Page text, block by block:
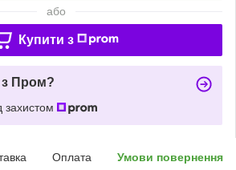
або
Купити з
з Пром?
захистом
Оплата Умови повернення